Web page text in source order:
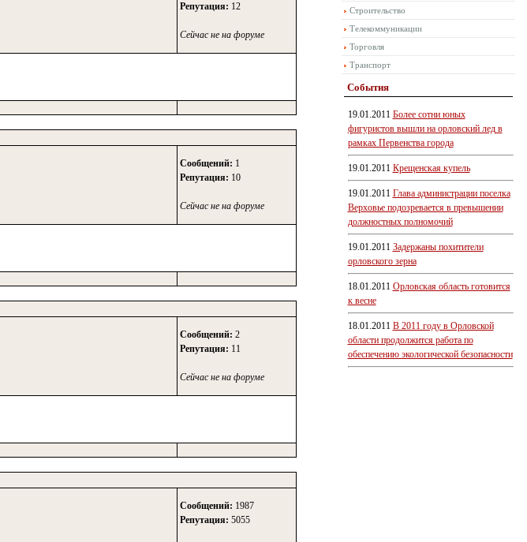
Репутация: 12
Сейчас не на форуме
Сообщений: 1
Репутация: 10
Сейчас не на форуме
Сообщений: 2
Репутация: 11
Сейчас не на форуме
Сообщений: 1987
Репутация: 5055
Строительство
Телекоммуникации
Торговля
Транспорт
События
19.01.2011 Более сотни юных
фигуристов вышли на орловский лед в
рамках Первенства города
19.01.2011 Крещенская купель
19.01.2011 Глава администрации поселка
Верховье подозревается в превышении
должностных полномочий
19.01.2011 Задержаны похитители
орловского зерна
18.01.2011 Орловская область готовится
к весне
18.01.2011 В 2011 году в Орловской
области продолжится работа по
обеспечению экологической безопасности